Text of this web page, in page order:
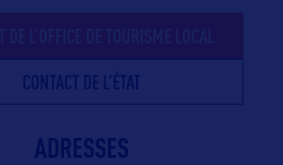
CONTACT DE L'ÉTAT
ADRESSES